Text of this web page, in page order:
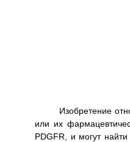
Изобретение
или их
PDGFR, и могут